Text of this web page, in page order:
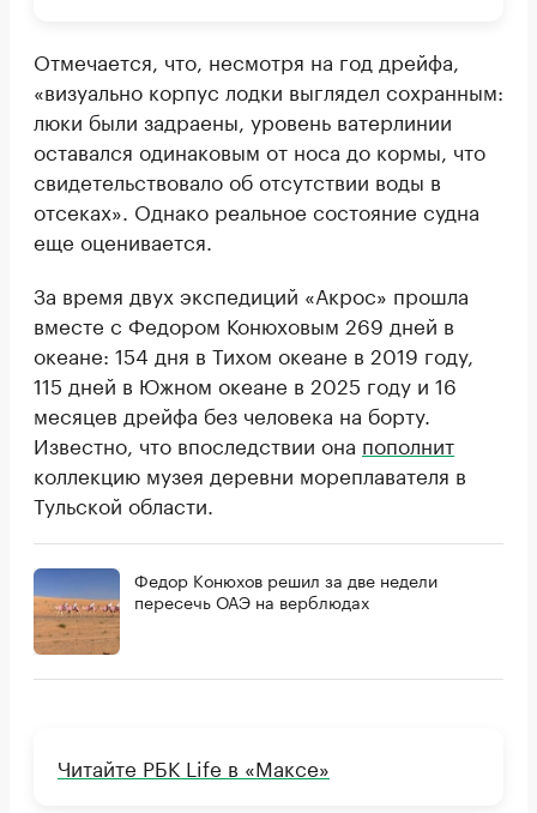
Отмечается, что, несмотря на год дрейфа,
«визуально корпус лодки выглядел сохранным:
люки были задраены, уровень ватерлинии
оставался одинаковым от носа до кормы, что
свидетельствовало об отсутствии воды в
отсеках». Однако реальное состояние судна
еще оценивается.
За время двух экспедиций «Акрос» прошла
вместе с Федором Конюховым 269 дней в
океане: 154 дня в Тихом океане в 2019 году,
115 дней в Южном океане в 2025 году и 16
месяцев дрейфа без человека на борту.
Известно, что впоследствии она пополнит
коллекцию музея деревни мореплавателя в
Тульской области.
Федор Конюхов решил за две недели
пересечь ОАЭ на верблюдах
Читайте РБК Life в «Максе»